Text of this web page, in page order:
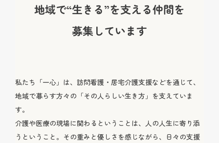
地域で“生きる”を支える仲間を
募集しています
私たち「一心」は、訪問看護・居宅介護支援などを通じて、
地域で暮らす方々の「その人らしい生き方」を支えていま
す。
介護や医療の現場に関わるということは、人の人生に寄り添
うということ。 その重みと優しさを感じながら、日々の支援